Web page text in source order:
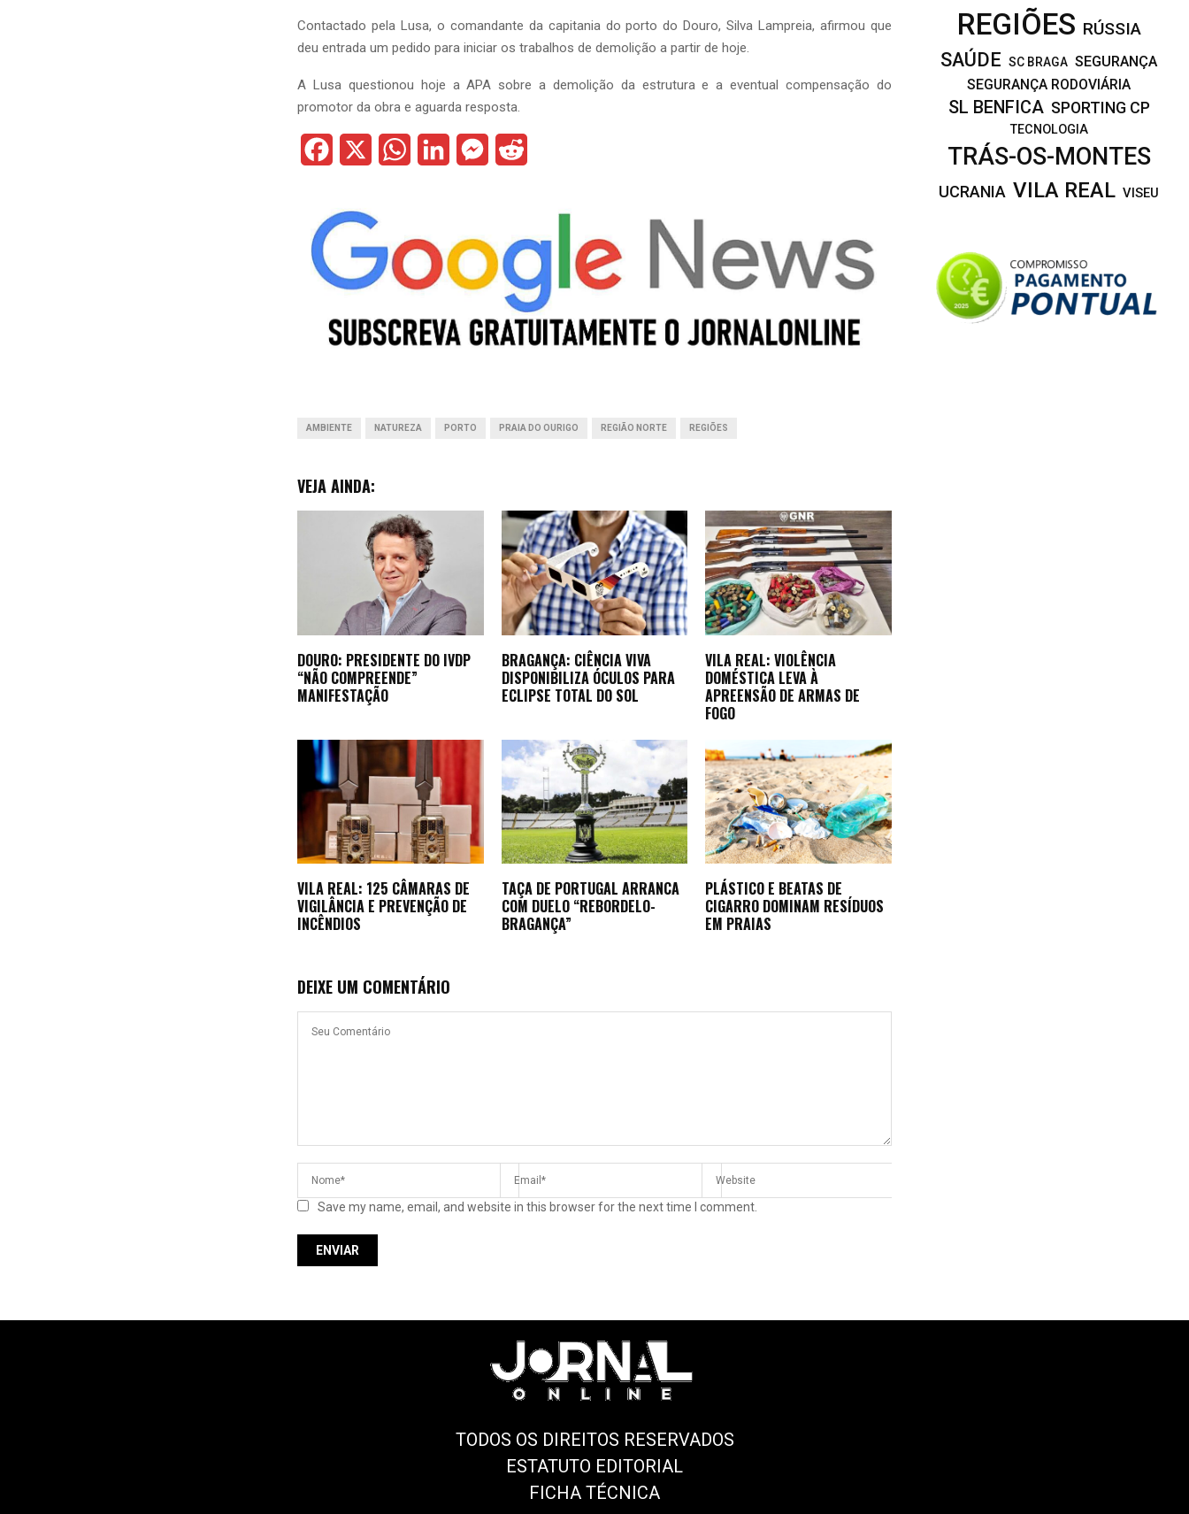
Contactado pela Lusa, o comandante da capitania do porto do Douro, Silva Lampreia, afirmou que
deu entrada um pedido para iniciar os trabalhos de demolição a partir de hoje.
A Lusa questionou hoje a APA sobre a demolição da estrutura e a eventual compensação do
promotor da obra e aguarda resposta.
c
b
o
W
t
s
p
k
e
I
M
s
e
g
d
i
t
AMBIENTE NATUREZA PORTO PRAIA DO OURIGO REGIÃO NORTE REGIÕES
VEJA AINDA:
DOURO: PRESIDENTE DO IVDP
“NÃO COMPREENDE”
MANIFESTAÇÃO
BRAGANÇA: CIÊNCIA VIVA
DISPONIBILIZA ÓCULOS PARA
ECLIPSE TOTAL DO SOL
VILA REAL: VIOLÊNCIA
DOMÉSTICA LEVA À
APREENSÃO DE ARMAS DE
FOGO
VILA REAL: 125 CÂMARAS DE
VIGILÂNCIA E PREVENÇÃO DE
INCÊNDIOS
TAÇA DE PORTUGAL ARRANCA
COM DUELO “REBORDELO-
BRAGANÇA”
PLÁSTICO E BEATAS DE
CIGARRO DOMINAM RESÍDUOS
EM PRAIAS
DEIXE UM COMENTÁRIO
Save my name, email, and website in this browser for the next time I comment.
REGIÕES RÚSSIA
SAÚDE SC BRAGA SEGURANÇA
SEGURANÇA RODOVIÁRIA
SL BENFICA SPORTING CP
TECNOLOGIA
TRÁS-OS-MONTES
UCRANIA VILA REAL VISEU
TODOS OS DIREITOS RESERVADOS
ESTATUTO EDITORIAL
FICHA TÉCNICA